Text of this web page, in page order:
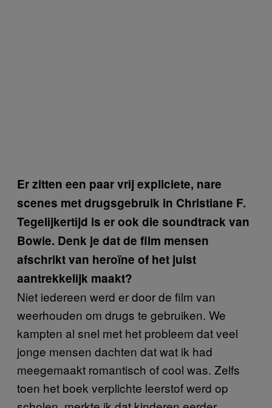
Er zitten een paar vrij expliciete, nare
scenes met drugsgebruik in Christiane F.
Tegelijkertijd is er ook die soundtrack van
Bowie. Denk je dat de film mensen
afschrikt van heroïne of het juist
aantrekkelijk maakt?
Niet iedereen werd er door de film van
weerhouden om drugs te gebruiken. We
kampten al snel met het probleem dat veel
jonge mensen dachten dat wat ik had
meegemaakt romantisch of cool was. Zelfs
toen het boek verplichte leerstof werd op